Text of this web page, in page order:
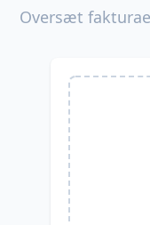
Oversæt